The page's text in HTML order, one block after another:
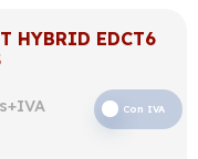
HYBRID EDCT6
Con IVA